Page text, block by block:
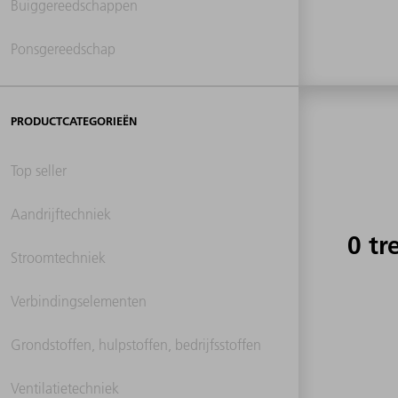
Buiggereedschappen
Ponsgereedschap
PRODUCTCATEGORIEËN
Top seller
Aandrijftechniek
Stroomtechniek
Verbindingselementen
Grondstoffen, hulpstoffen, bedrijfsstoffen
Ventilatietechniek
0